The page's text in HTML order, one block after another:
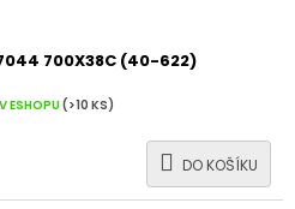
700X38C (40-622)
ESHOPU(>10 KS)
DO KOŠÍKU